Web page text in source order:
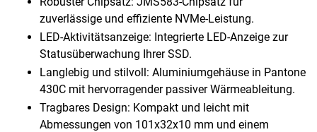
zuverlässige und effiziente NVMe-Leistung.
LED-Aktivitätsanzeige: Integrierte LED-Anzeige zur
Statusüberwachung Ihrer SSD.
Langlebig und stilvoll: Aluminiumgehäuse in Pantone
430C mit hervorragender passiver Wärmeableitung.
Tragbares Design: Kompakt und leicht mit
Abmessungen von 101x32x10 mm und einem